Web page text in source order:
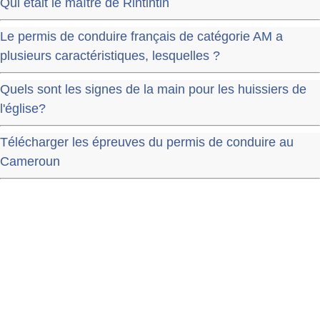
Qui était le maître de Rintintin
Le permis de conduire français de catégorie AM a
plusieurs caractéristiques, lesquelles ?
Quels sont les signes de la main pour les huissiers de
l'église?
Télécharger les épreuves du permis de conduire au
Cameroun